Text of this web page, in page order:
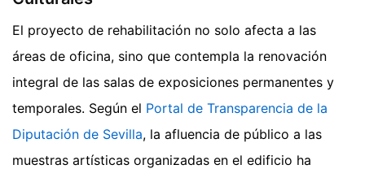
El proyecto de rehabilitación no solo afecta a las
áreas de oficina, sino que contempla la renovación
integral de las salas de exposiciones permanentes y
temporales. Según el Portal de Transparencia de la
Diputación de Sevilla, la afluencia de público a las
muestras artísticas organizadas en el edificio ha